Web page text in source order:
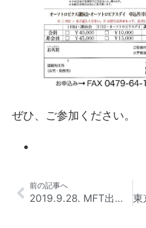
ぜひ、ご参加ください。
前の記事へ
2019.9.28. MFT出張セミナー 2日間が無事終了しました。